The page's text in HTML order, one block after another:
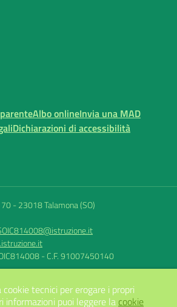
Albo onlineInvia una MAD
Dichiarazioni di accessibilità
- 23018 Talamona (SO)
- C.F. 91007450140
Concept & Design by Designers Italia
tecnici per erogare i propri
informazioni puoi leggere la cookie